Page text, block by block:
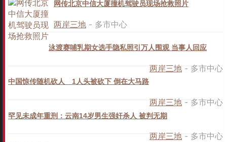
网传北京中信大厦撞机驾驶员现场抢救照片
两岸三地 - 多市中心
泳渡赛哺乳期女选手隐私照引万人围观 当事人回应
两岸三地 - 多市中心
中国惊传随机砍人 1人头被砍下 倒在大马路
两岸三地 - 多市中心
罕见未成年重刑：云南14岁男生强奸杀人 被判无期
两岸三地 - 多市中心